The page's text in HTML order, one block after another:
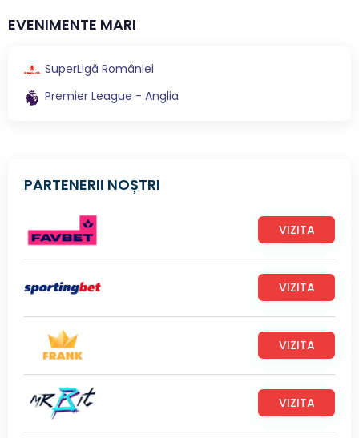
EVENIMENTE MARI
SuperLigă României
Premier League - Anglia
PARTENERII NOȘTRI
VIZITA
VIZITA
VIZITA
VIZITA